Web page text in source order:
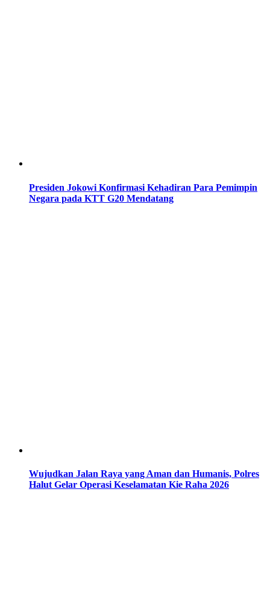
Presiden Jokowi Konfirmasi Kehadiran Para Pemimpin
Negara pada KTT G20 Mendatang
Wujudkan Jalan Raya yang Aman dan Humanis, Polres
Halut Gelar Operasi Keselamatan Kie Raha 2026